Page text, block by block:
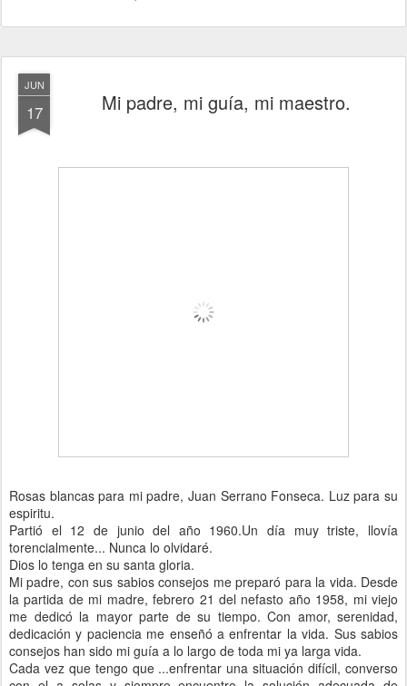
JUN
17 Mi padre, mi guía, mi maestro.
Rosas blancas para mi padre, Juan Serrano Fonseca. Luz para su
espiritu.
Partió el 12 de junio del año 1960.Un día muy triste, llovía
torencialmente... Nunca lo olvidaré.
Dios lo tenga en su santa gloria.
Mi padre, con sus sabios consejos me preparó para la vida. Desde
la partida de mi madre, febrero 21 del nefasto año 1958, mi viejo
me dedicó la mayor parte de su tiempo. Con amor, serenidad,
dedicación y paciencia me enseñó a enfrentar la vida. Sus sabios
consejos han sido mi guía a lo largo de toda mi ya larga vida.
Cada vez que tengo que ...enfrentar una situación difícil, converso